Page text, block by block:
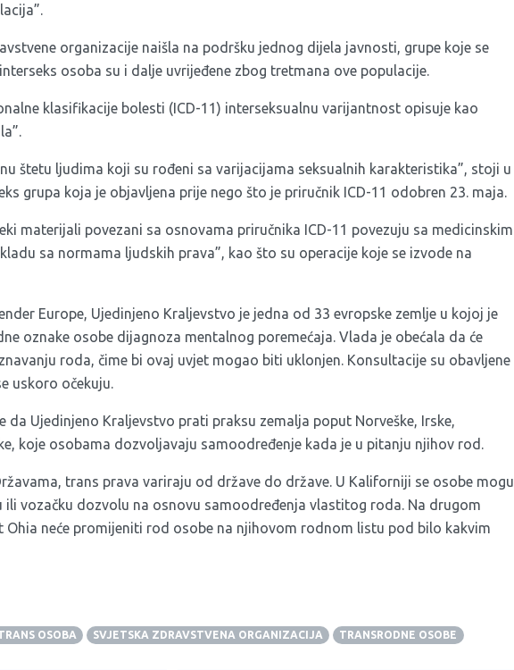
organizacije naišla na podršku jednog dijela javnosti, grupe koje se
osoba su i dalje uvrijeđene zbog tretmana ove populacije.
klasifikacije bolesti (ICD-11) interseksualnu varijantnost opisuje kao
štetu ljudima koji su rođeni sa varijacijama seksualnih karakteristika”, stoji u
grupa koja je objavljena prije nego što je priručnik ICD-11 odobren 23. maja.
materijali povezani sa osnovama priručnika ICD-11 povezuju sa medicinskim
sa normama ljudskih prava”, kao što su operacije koje se izvode na
Europe, Ujedinjeno Kraljevstvo je jedna od 33 evropske zemlje u kojoj je
oznake osobe dijagnoza mentalnog poremećaja. Vlada je obećala da će
roda, čime bi ovaj uvjet mogao biti uklonjen. Konsultacije su obavljene
uskoro očekuju.
da Ujedinjeno Kraljevstvo prati praksu zemalja poput Norveške, Irske,
koje osobama dozvoljavaju samoodređenje kada je u pitanju njihov rod.
trans prava variraju od države do države. U Kaliforniji se osobe mogu
ili vozačku dozvolu na osnovu samoodređenja vlastitog roda. Na drugom
Ohia neće promijeniti rod osobe na njihovom rodnom listu pod bilo kakvim
OSOBA SVJETSKA ZDRAVSTVENA ORGANIZACIJA TRANSRODNE OSOBE